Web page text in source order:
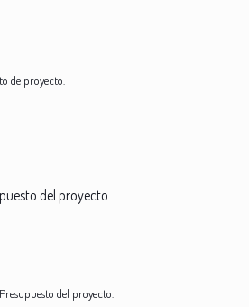
de proyecto.
del proyecto.
del proyecto.